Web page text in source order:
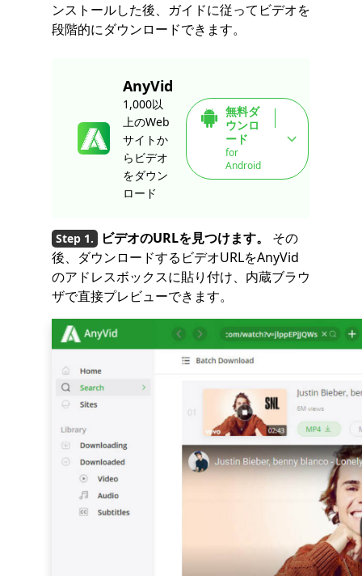
ンストールした後、ガイドに従ってビデオを
段階的にダウンロードできます。
AnyVid
1,000以
上のWeb
サイトか
らビデオ
をダウン
ロード
無料ダ
ウンロ
ード
for
Android
ビデオのURLを見つけます。 その
後、ダウンロードするビデオURLをAnyVid
のアドレスボックスに貼り付け、内蔵ブラウ
ザで直接プレビューできます。